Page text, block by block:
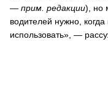
― прим. редакции), но
водителей нужно,
использовать», ―